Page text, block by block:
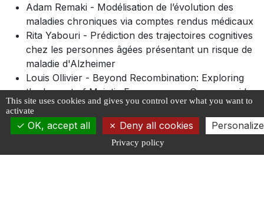
Adam Remaki - Modélisation de l’évolution des
maladies chroniques via comptes rendus médicaux
Rita Yabouri - Prédiction des trajectoires cognitives
chez les personnes âgées présentant un risque de
maladie d'Alzheimer
Louis Ollivier - Beyond Recombination: Exploring
the Impact of Meiotic Frequency on Genome-wide
Genetic Diversity
Reda Khoufache - Modèles Bayésiens non-
paramétriques scalables pour le clustering et co-
This site uses cookies and gives you control over what you want to
activate
OK, accept all Deny all cookies Personalize
Privacy policy